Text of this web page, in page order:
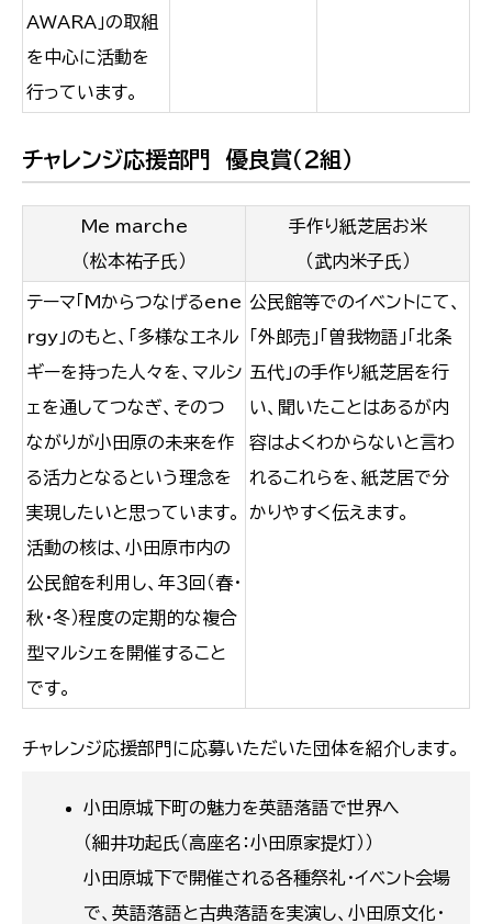
AWARA」の取組
を中心に活動を
行っています。
チャレンジ応援部門 優良賞（２組）
Me marche
（松本祐子氏）
手作り紙芝居お米
（武内米子氏）
テーマ「Mからつなげるene
rgy」のもと、「多様なエネル
ギーを持った人々を、マルシ
ェを通してつなぎ、そのつ
ながりが小田原の未来を作
る活力となるという理念を
実現したいと思っています。
活動の核は、小田原市内の
公民館を利用し、年３回（春・
秋・冬）程度の定期的な複合
型マルシェを開催すること
です。
公民館等でのイベントにて、
「外郎売」「曽我物語」「北条
五代」の手作り紙芝居を行
い、聞いたことはあるが内
容はよくわからないと言わ
れるこれらを、紙芝居で分
かりやすく伝えます。
チャレンジ応援部門に応募いただいた団体を紹介します。
小田原城下町の魅力を英語落語で世界へ
（細井功起氏（高座名：小田原家提灯））
小田原城下で開催される各種祭礼・イベント会場
で、英語落語と古典落語を実演し、小田原文化・